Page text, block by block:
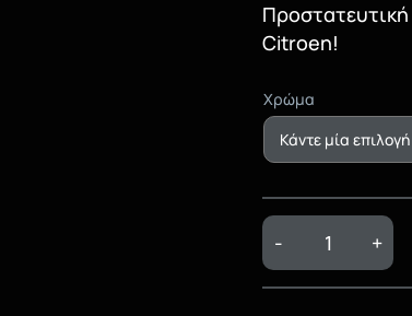
Προστατευτική
Citroen!
Χρώμα
- +